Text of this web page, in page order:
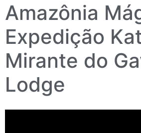
Amazônia
Expedição
Mirante do
Lodge